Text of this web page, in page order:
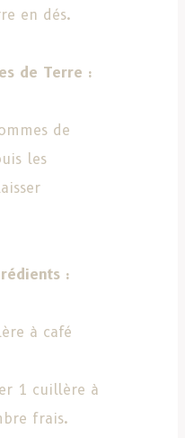
en dés.
de Terre :
de
les
:
à café
1 cuillère à
frais.